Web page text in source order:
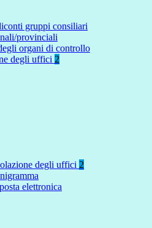
gruppi consiliari
provinciali
organi di controllo
degli uffici 2
degli uffici 2
elettronica